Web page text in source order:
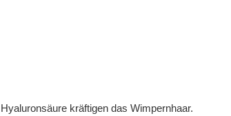
kräftigen das Wimpernhaar.